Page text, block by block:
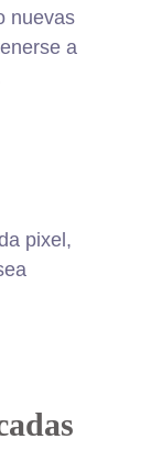
nuevas
a
pixel,